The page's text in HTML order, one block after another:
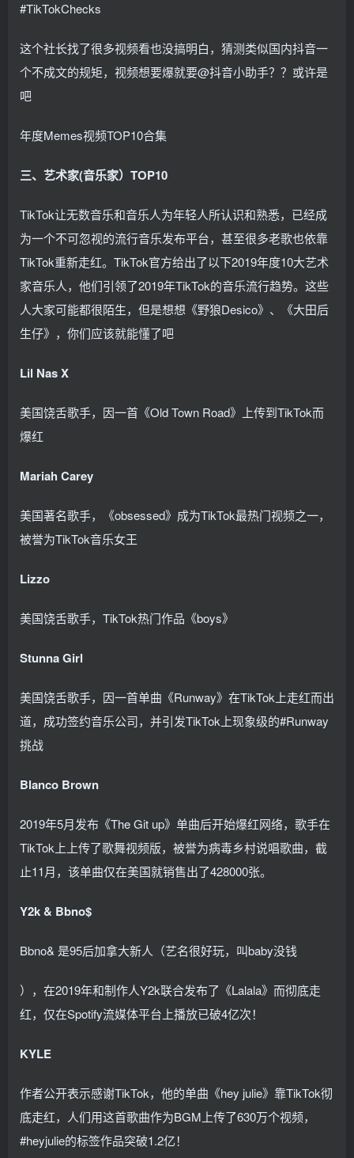
#TikTokChecks
这个社长找了很多视频看也没搞明白，猜测类似国内抖音一
个不成文的规矩，视频想要爆就要@抖音小助手？？或许是
吧
年度Memes视频TOP10合集
三、艺术家(音乐家）TOP10
TikTok让无数音乐和音乐人为年轻人所认识和熟悉，已经成
为一个不可忽视的流行音乐发布平台，甚至很多老歌也依靠
TikTok重新走红。TikTok官方给出了以下2019年度10大艺术
家音乐人，他们引领了2019年TikTok的音乐流行趋势。这些
人大家可能都很陌生，但是想想《野狼Desico》、《大田后
生仔》，你们应该就能懂了吧
Lil Nas X
美国饶舌歌手，因一首《Old Town Road》上传到TikTok而
爆红
Mariah Carey
美国著名歌手，《obsessed》成为TikTok最热门视频之一，
被誉为TikTok音乐女王
Lizzo
美国饶舌歌手，TikTok热门作品《boys》
Stunna Girl
美国饶舌歌手，因一首单曲《Runway》在TikTok上走红而出
道，成功签约音乐公司，并引发TikTok上现象级的#Runway
挑战
Blanco Brown
2019年5月发布《The Git up》单曲后开始爆红网络，歌手在
TikTok上上传了歌舞视频版，被誉为病毒乡村说唱歌曲，截
止11月，该单曲仅在美国就销售出了428000张。
Y2k & Bbno$
Bbno& 是95后加拿大新人（艺名很好玩，叫baby没钱
），在2019年和制作人Y2k联合发布了《Lalala》而彻底走
红，仅在Spotify流媒体平台上播放已破4亿次！
KYLE
作者公开表示感谢TikTok，他的单曲《hey julie》靠TikTok彻
底走红，人们用这首歌曲作为BGM上传了630万个视频，
#heyjulie的标签作品突破1.2亿！